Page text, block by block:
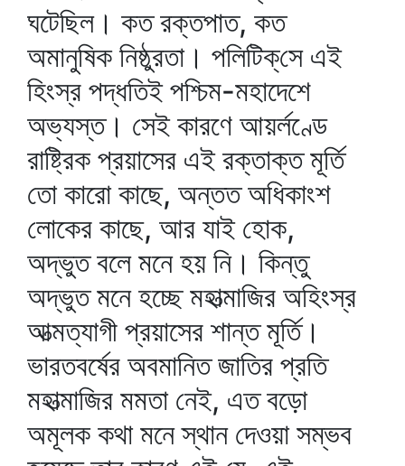
ঘটেছিল। কত রক্তপাত, কত
অমানুষিক নিষ্ঠুরতা। পলিটিক্‌সে এই
হিংস্র পদ্ধতিই পশ্চিম-মহাদেশে
অভ্যস্ত। সেই কারণে আয়র্লণ্ডে
রাষ্ট্রিক প্রয়াসের এই রক্তাক্ত মূর্তি
তো কারো কাছে, অন্তত অধিকাংশ
লোকের কাছে, আর যাই হোক,
অদ্ভুত বলে মনে হয় নি। কিন্তু
অদ্ভুত মনে হচ্ছে মহাত্মাজির অহিংস্র
আত্মত্যাগী প্রয়াসের শান্ত মূর্তি।
ভারতবর্ষের অবমানিত জাতির প্রতি
মহাত্মাজির মমতা নেই, এত বড়ো
অমূলক কথা মনে স্থান দেওয়া সম্ভব